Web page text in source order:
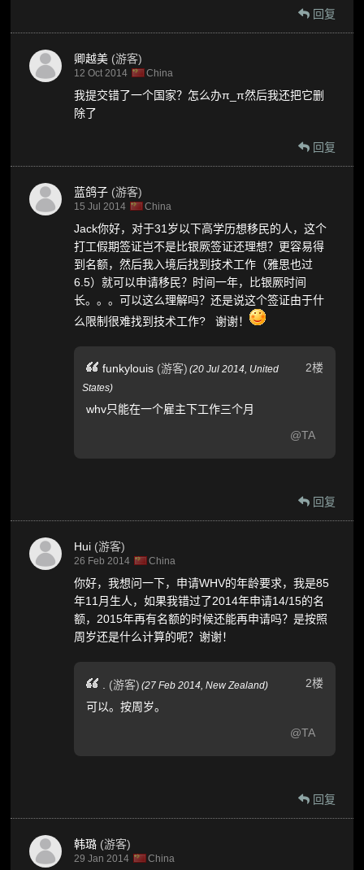
回复
卿越美 (游客)
12 Oct 2014 China
我提交错了一个国家？怎么办π_π然后我还把它删
除了
回复
蓝鸽子 (游客)
15 Jul 2014 China
Jack你好，对于31岁以下高学历想移民的人，这个
打工假期签证岂不是比银厥签证还理想？更容易得
到名额，然后我入境后找到技术工作（雅思也过
6.5）就可以申请移民？时间一年，比银厥时间
长。。。可以这么理解吗？还是说这个签证由于什
么限制很难找到技术工作? 谢谢！
2楼
funkylouis (游客) (20 Jul 2014, United
States)
whv只能在一个雇主下工作三个月
@TA
回复
Hui (游客)
26 Feb 2014 China
你好，我想问一下，申请WHV的年龄要求，我是85
年11月生人，如果我错过了2014年申请14/15的名
额，2015年再有名额的时候还能再申请吗？是按照
周岁还是什么计算的呢？谢谢！
2楼
(游客) (27 Feb 2014,New Zealand)
可以。按周岁。
@TA
回复
韩璐 (游客)
29 Jan 2014 China